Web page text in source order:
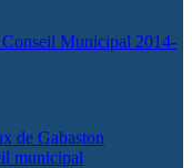
Municipal 2014-
de Gabaston
municipal